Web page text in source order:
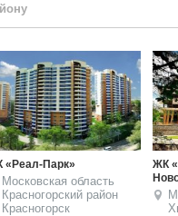
Митинская»
Москва СЗАО
Митино
ЖК